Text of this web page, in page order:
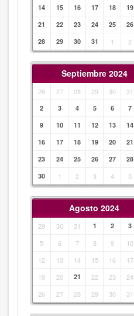
14
15 16 17 18 19
21
22 23 24 25 26
28
29 30 31 1 2
Septiembre 2024
26 27 28 29 30 31
2 3 4 5 6 7
9
10 11 12 13 14
16
17 18 19 20 21
23
24 25 26 27 28
30
1 2 3 4 5
Agosto 2024
29 30 31 1 2 3
5 6 7 8 9 10
12
13 14 15 16 17
19
20 21 22 23 24
26
27 28 29 30 31